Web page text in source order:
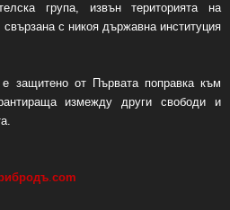
група, извън територията на
с никоя държавна институция
защитено от Първата поправка към
измежду други свободи и
. com